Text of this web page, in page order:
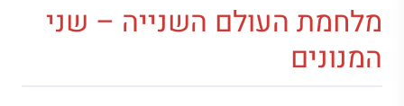
מלחמת העולם השנייה – שני
המנונים